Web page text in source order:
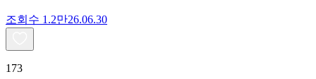
조회수 1.2만26.06.30
173